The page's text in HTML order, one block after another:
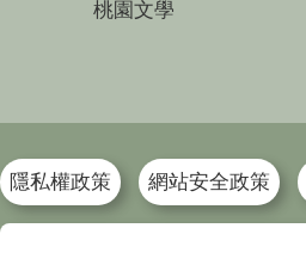
桃園文學
隱私權政策 網站安全政策